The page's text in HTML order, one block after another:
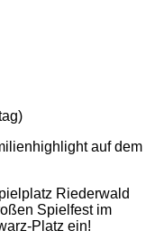
auf dem
Riederwald
Spielfest im
Platz ein!